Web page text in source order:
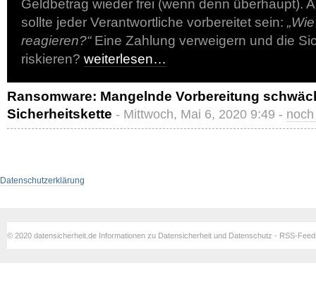
Geldbetrag wieder frei (wenn denn überhaupt).
sollte jeder Verantwortliche vorbereitet sein:
reagieren?“Eine Zahlung verweigern und die
riskieren? weiterlesen…
Ransomware: Mangelnde Vorbereitung
Sicherheitskette - Mittwoch, Mai 6, 2020 9:49 -
Datenschutzerklärung
© 2020 datensicherheit.de Informationen zu Datensicherheit und Datenschutz - RSS-